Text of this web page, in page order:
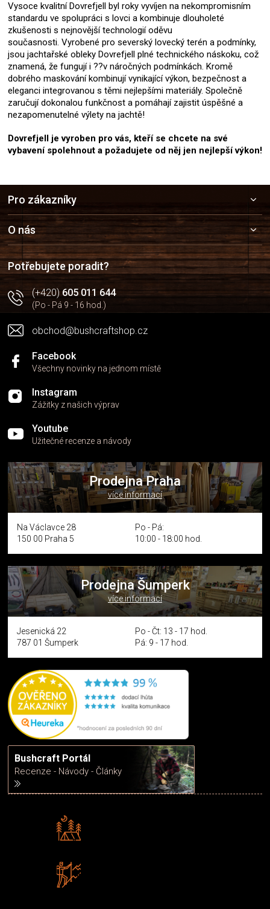
Vysoce kvalitní Dovrefjell byl roky vyvíjen na nekompromisním
standardu ve spolupráci s lovci a kombinuje dlouholeté
zkušenosti s nejnovější technologií oděvu
současnosti. Vyrobené pro severský lovecký terén a podmínky,
jsou jachtařské obleky Dovrefjell plné technického náskoku, což
znamená, že fungují i ??v náročných podmínkách. Kromě
dobrého maskování kombinují vynikající výkon, bezpečnost a
eleganci integrovanou s těmi nejlepšími materiály. Společně
zaručují dokonalou funkčnost a pomáhají zajistit úspěšné a
nezapomenutelné výlety na jachtě!
Dovrefjell je vyroben pro vás, kteří se chcete na své
vybavení spolehnout a požadujete od něj jen nejlepší výkon!
a
t
í
Pro zákazníky
O nás
Potřebujete poradit?
(+420)605 011 644
(Po - Pá 9 - 16 hod.)
obchod@bushcraftshop.cz
Facebook
Všechny novinky na jednom místě
Instagram
Zážitky z našich výprav
Youtube
Užitečné recenze a návody
Prodejna Praha
více informací
Na Václavce 28
150 00 Praha 5
Po - Pá:
10:00 - 18:00 hod.
Prodejna Šumperk
více informací
Jesenická 22
787 01 Šumperk
Po - Čt: 13 - 17 hod.
Pá: 9 - 17 hod.
Bushcraft Portál
Recenze - Návody - Články